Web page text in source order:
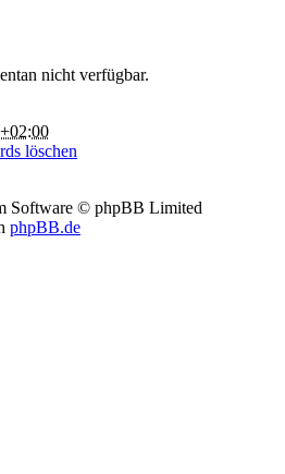
nicht verfügbar.
löschen
Software © phpBB Limited
phpBB.de